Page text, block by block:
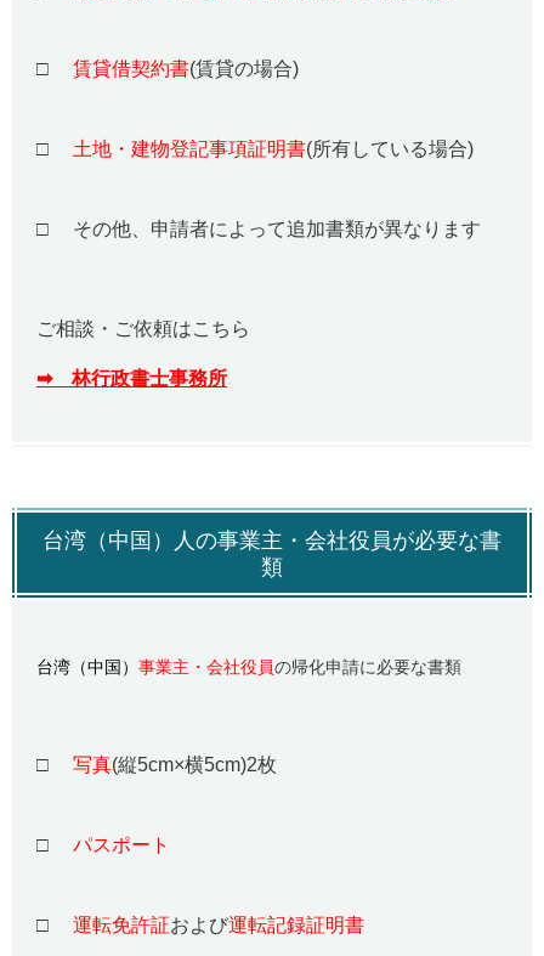
□ 賃貸借契約書(賃貸の場合)
□ 土地・建物登記事項証明書(所有している場合)
□ その他、申請者によって追加書類が異なります
ご相談・ご依頼はこちら
➡ 林行政書士事務所
台湾（中国）人の事業主・会社役員が必要な書
類
台湾（中国） 事業主・会社役員の帰化申請に必要な書類
□ 写真(縦5cm×横5cm)2枚
□ パスポート
□ 運転免許証および運転記録証明書